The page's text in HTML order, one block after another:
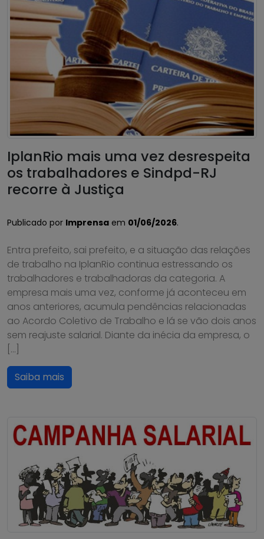
IplanRio mais uma vez desrespeita
os trabalhadores e Sindpd-RJ
recorre à Justiça
Publicado por Imprensa em 01/06/2026.
Entra prefeito, sai prefeito, e a situação das relações
de trabalho na IplanRio continua estressando os
trabalhadores e trabalhadoras da categoria. A
empresa mais uma vez, conforme já aconteceu em
anos anteriores, acumula pendências relacionadas
ao Acordo Coletivo de Trabalho e lá se vão dois anos
sem reajuste salarial. Diante da inécia da empresa, o
[…]
Saiba mais